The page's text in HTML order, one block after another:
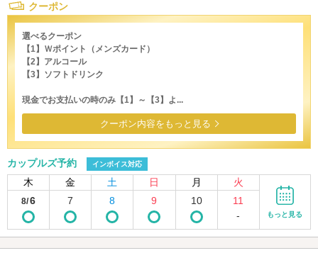
クーポン
選べるクーポン
【1】Ｗポイント（メンズカード）
【2】アルコール
【3】ソフトドリンク
現金でお支払いの時のみ【1】～【3】よ...
クーポン内容をもっと見る
カップルズ予約 インボイス対応
木 金 土 日 月 火
8/6 7 8 9 10
11
-
もっと見る